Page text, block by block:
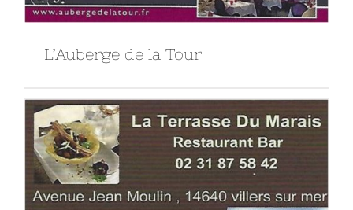
L’Auberge de la Tour